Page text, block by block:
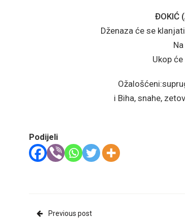
ĐOKIĆ
Dženaza će se
Ukop
i Biha, snahe,
Podijeli
Previous post